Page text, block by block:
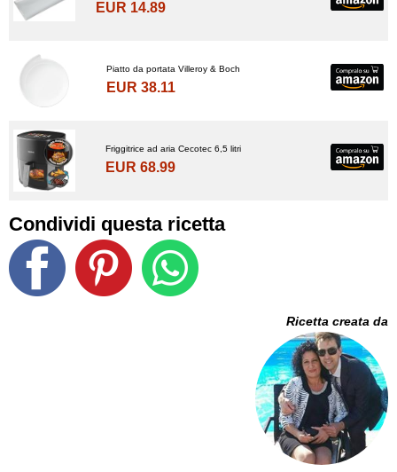
EUR 14.89
Piatto da portata Villeroy & Boch
EUR 38.11
Friggitrice ad aria Cecotec 6,5 litri
EUR 68.99
Condividi questa ricetta
Ricetta creata da